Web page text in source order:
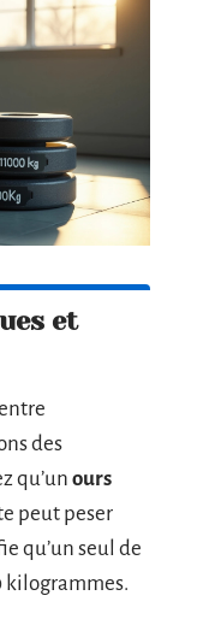
et
des
qu’un ours
peut peser
qu’un seul de
kilogrammes.